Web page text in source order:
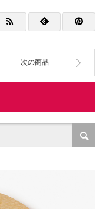
次の商品